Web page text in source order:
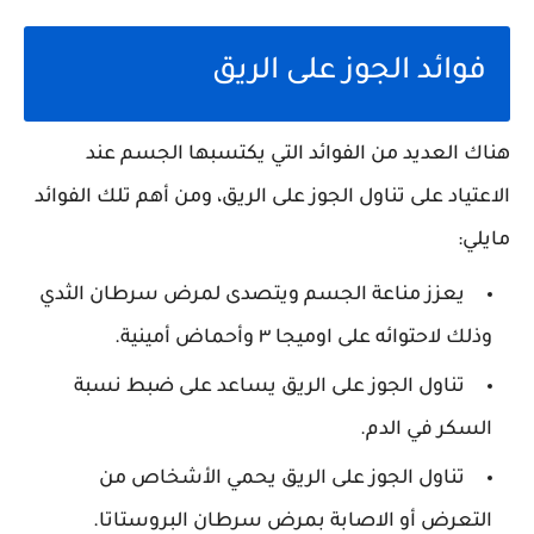
فوائد الجوز على الريق
هناك العديد من الفوائد التي يكتسبها الجسم عند
الاعتياد على تناول الجوز على الريق، ومن أهم تلك الفوائد
مايلي:
يعزز مناعة الجسم ويتصدى لمرض سرطان الثدي
وذلك لاحتوائه على اوميجا ٣ وأحماض أمينية.
تناول الجوز على الريق يساعد على ضبط نسبة
السكر في الدم.
تناول الجوز على الريق يحمي الأشخاص من
التعرض أو الاصابة بمرض سرطان البروستاتا.